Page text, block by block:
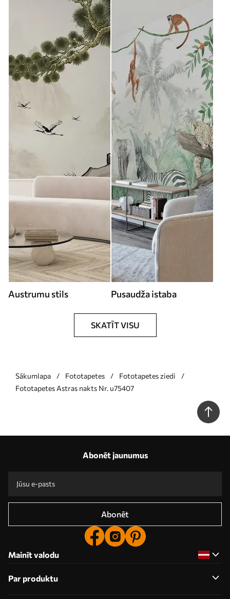
Austrumu stils Pusaudža istaba
SKATĪT VISU
Sākumlapa Fototapetes
Fototapetes ziedi
Fototapetes Astras nakts Nr. u75407
Abonēt jaunumus
Abonēt
Mainīt valodu
Par produktu